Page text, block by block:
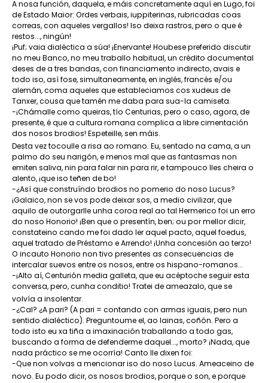
A nosa función, daquela, e máis concretamente aquí en Lugo, foi
de Estado Maior: Ordes verbais, iuppiterinas, rubricadas coas
correas, con aqueles vergallos! Iso deixa rastros, pero o que é
restos..., ningún!
¡Puf; vaia dialéctica a súa! ¡Enervante! Houbese preferido discutir
no meu Banco, no meu traballo habitual, un crédito documental
deses de a tres bandas, con financiamento indirecto, avais e
todo iso, así fose, simultaneamente, en inglés, francés e/ou
alemán, coma aqueles que estableciamos cos xudeus de
Tanxer, cousa que tamén me daba para sua-la camiseta.
-¡Chámalle como queiras, tío Centurias, pero o caso, agora, de
presente, é que a cultura romana complica a libre cimentación
dos nosos brodios! Espeteille, sen máis.
Desta vez tocoulle a risa ao romano. Eu, sentado na cama, a un
palmo do seu narigón, e menos mal que as fantasmas non
emiten saliva, nin para falar nin para rir, e tampouco lles cheira o
alento, ¡que iso teñen de bo!
-¿Así que construíndo brodios no pomerio do noso Lucus?
¡Galaico, non se vos pode deixar sos, a medio civilizar, que
aquilo de outorgarlle unha coroa real ao tal Hermerico foi un erro
do noso Honorio! ¡Ben que o presentín, ben; ou por mellor dicir,
constateino cando me foi dado ler aquel pacto, aquel foedus,
aquel tratado de Préstamo e Arrendo! ¡Unha concesión ao terzo!
O incauto Honorio non tivo presentes as consecuencias de
intercalar suevos entre os nosos, entre os hispano-romanos...
-¡Alto aí, Centurión media galleta, que eu acéptoche seguir esta
conversa, pero, cunha conditio! Tratei de ameazalo, que se
volvía a insolentar.
-¿Cal? ¿A pari? (A pari = contando con armas iguais, pero nun
sentido dialéctico). Preguntoume el, ao lainas, coñón. Pero a
todo isto eu xa tiña a imaxinación traballando a todo gas,
buscando a forma de defenderme daquel..., morto? ¡Nada, que
nada práctico se me ocorría! Canto lle dixen foi:
-Que non volvas a mencionar iso do noso Lucus. Ameaceino de
novo. Eu podo dicir, os nosos brodios, porque o son, e porque